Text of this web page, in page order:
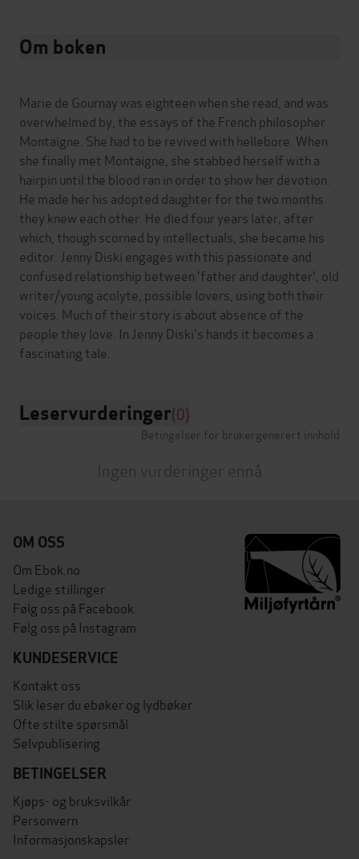
Om boken
Marie de Gournay was eighteen when she read, and was
overwhelmed by, the essays of the French philosopher
Montaigne. She had to be revived with hellebore. When
she finally met Montaigne, she stabbed herself with a
hairpin until the blood ran in order to show her devotion.
He made her his adopted daughter for the two months
they knew each other. He died four years later, after
which, though scorned by intellectuals, she became his
editor. Jenny Diski engages with this passionate and
confused relationship between 'father and daughter', old
writer/young acolyte, possible lovers, using both their
voices. Much of their story is about absence of the
people they love. In Jenny Diski's hands it becomes a
Leservurderinger(0)
Betingelser for brukergenerert innhold
Ingen vurderinger ennå
OM OSS
Om Ebok.no
Ledige stillinger
Følg oss på Facebook
Følg oss på Instagram
KUNDESERVICE
Kontakt oss
Slik leser du ebøker og lydbøker
Ofte stilte spørsmål
Selvpublisering
BETINGELSER
Kjøps- og bruksvilkår
Personvern
Informasjonskapsler